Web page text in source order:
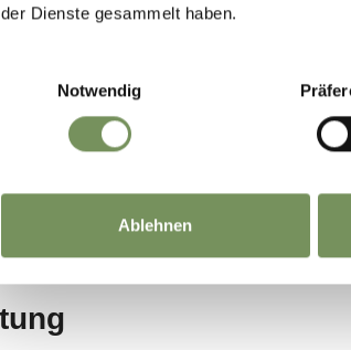
der Dienste gesammelt haben.
Notwendig
Ablehnen